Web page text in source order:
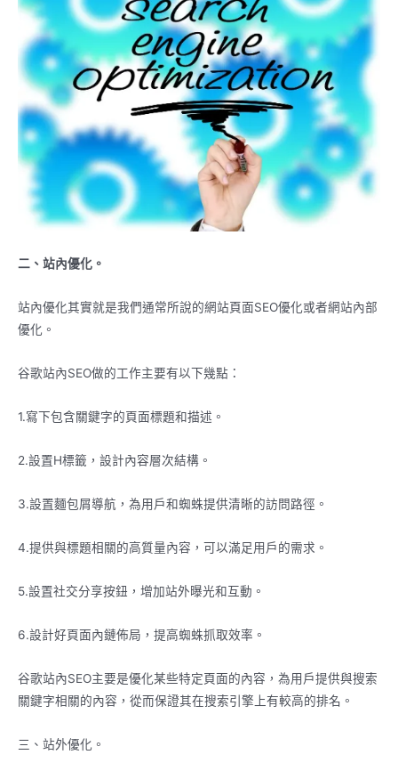
二、站內優化。
站內優化其實就是我們通常所說的網站頁面SEO優化或者網站內部
優化。
谷歌站內SEO做的工作主要有以下幾點：
1.寫下包含關鍵字的頁面標題和描述。
2.設置H標籤，設計內容層次結構。
3.設置麵包屑導航，為用戶和蜘蛛提供清晰的訪問路徑。
4.提供與標題相關的高質量內容，可以滿足用戶的需求。
5.設置社交分享按鈕，增加站外曝光和互動。
6.設計好頁面內鏈佈局，提高蜘蛛抓取效率。
谷歌站內SEO主要是優化某些特定頁面的內容，為用戶提供與搜索
關鍵字相關的內容，從而保證其在搜索引擎上有較高的排名。
三、站外優化。